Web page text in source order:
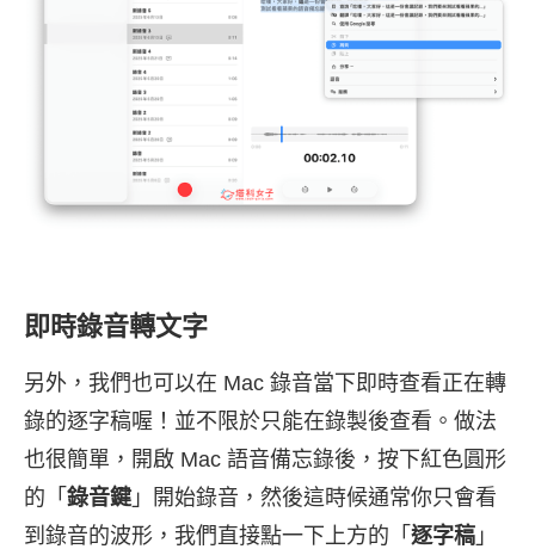
即時錄音轉文字
另外，我們也可以在 Mac 錄音當下即時查看正在轉
錄的逐字稿喔！並不限於只能在錄製後查看。做法
也很簡單，開啟 Mac 語音備忘錄後，按下紅色圓形
的「 錄音鍵」開始錄音，然後這時候通常你只會看
到錄音的波形，我們直接點一下上方的「 逐字稿 」